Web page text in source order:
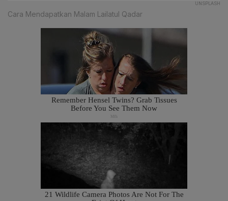
UNSPLASH
Cara Mendapatkan Malam Lailatul Qadar